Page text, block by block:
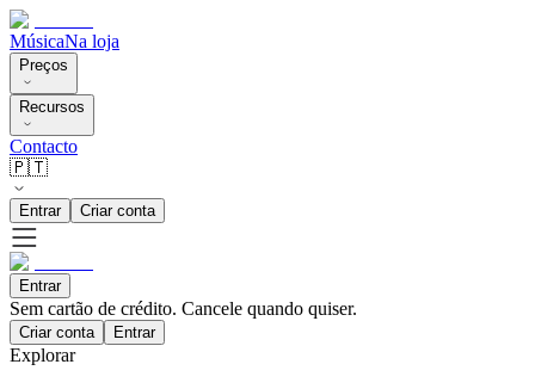
MúsicaNa loja
Preços
Recursos
Contacto
🇵🇹
Entrar Criar conta
Entrar
Sem cartão de crédito. Cancele quando quiser.
Criar conta Entrar
Explorar